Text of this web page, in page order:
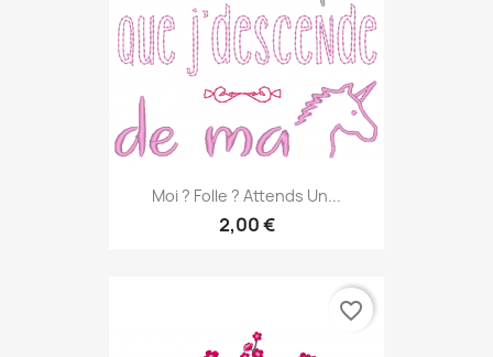
Moi ? Folle ? Attends Un...
2,00 €
favorite_border